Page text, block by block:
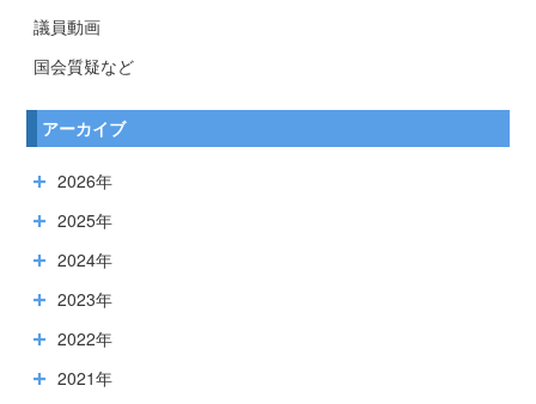
議員動画
国会質疑など
アーカイブ
2026年
2025年
2024年
2023年
2022年
2021年